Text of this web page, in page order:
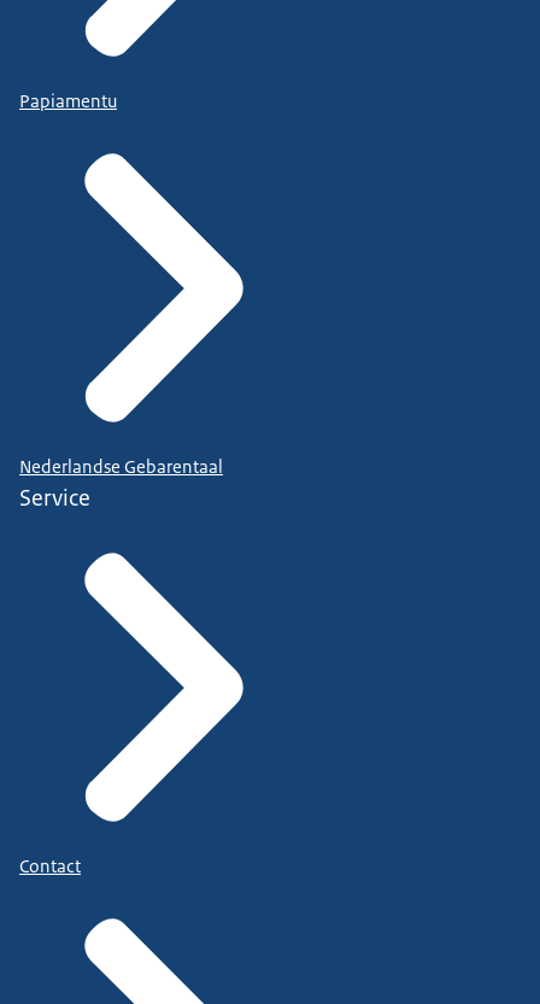
Papiamentu
Nederlandse Gebarentaal
Service
Contact